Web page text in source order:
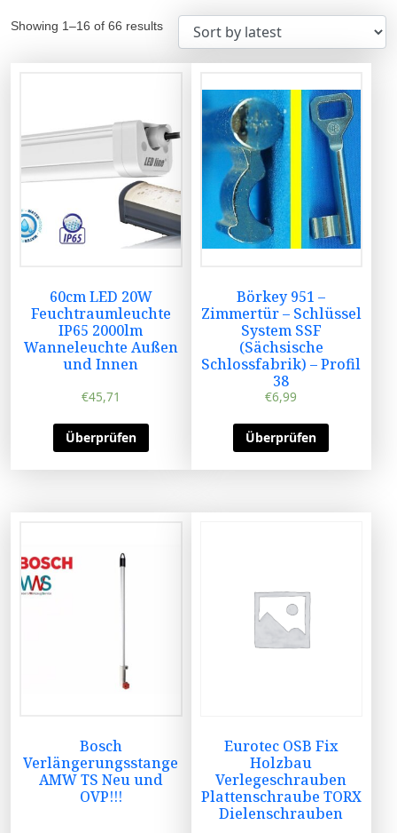
Showing 1–16 of 66 results
60cm LED 20W
Feuchtraumleuchte
IP65 2000lm
Wanneleuchte Außen
und Innen
€45,71
Überprüfen
Börkey 951 –
Zimmertür – Schlüssel
System SSF
(Sächsische
Schlossfabrik) – Profil
38
€6,99
Überprüfen
Bosch
Verlängerungsstange
AMW TS Neu und
OVP!!!
Eurotec OSB Fix
Holzbau
Verlegeschrauben
Plattenschraube TORX
Dielenschrauben